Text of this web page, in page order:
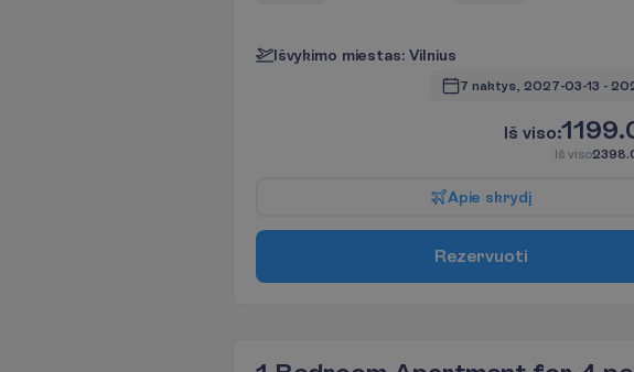
Išvykimo miestas: Vilnius
7 naktys, 2027-03-13 -
Iš viso:
Iš viso
Apie skrydį
Rezervuoti